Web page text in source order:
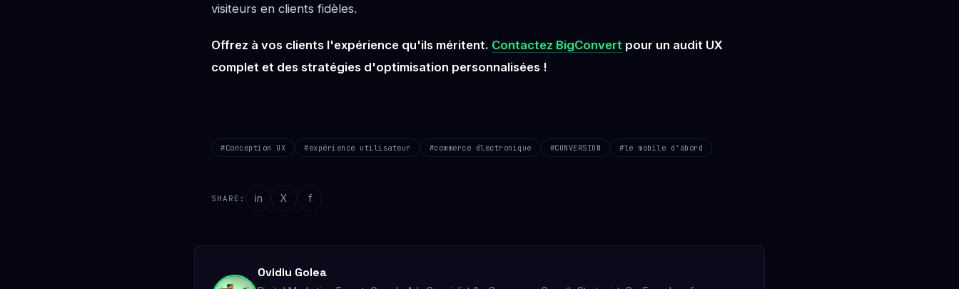
visiteurs en clients fidèles.
Offrez à vos clients l'expérience qu'ils méritent. Contactez BigConvert pour un audit UX
complet et des stratégies d'optimisation personnalisées !
#Conception UX #expérience utilisateur #commerce électronique #CONVERSION #le mobile d'abord
SHARE: in X f
Ovidiu Golea